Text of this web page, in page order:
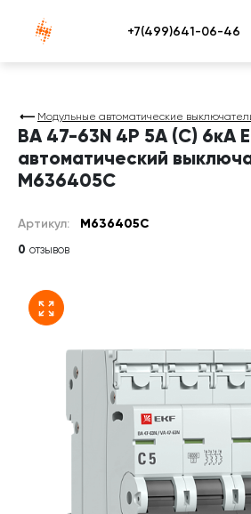
Атлантснаб
Модульные автоматические
ВА 47-63N 4P 5А (C) 6кА
автоматический
M636405C
Артикул: M636405C